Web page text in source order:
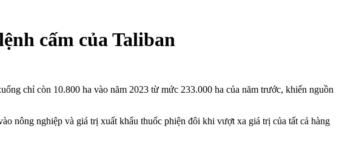
cấm của Taliban
chỉ còn 10.800 ha vào năm 2023 từ mức 233.000 ha của năm trước, khiến nguồn
nông nghiệp và giá trị xuất khẩu thuốc phiện đôi khi vượt xa giá trị của tất cả hàng